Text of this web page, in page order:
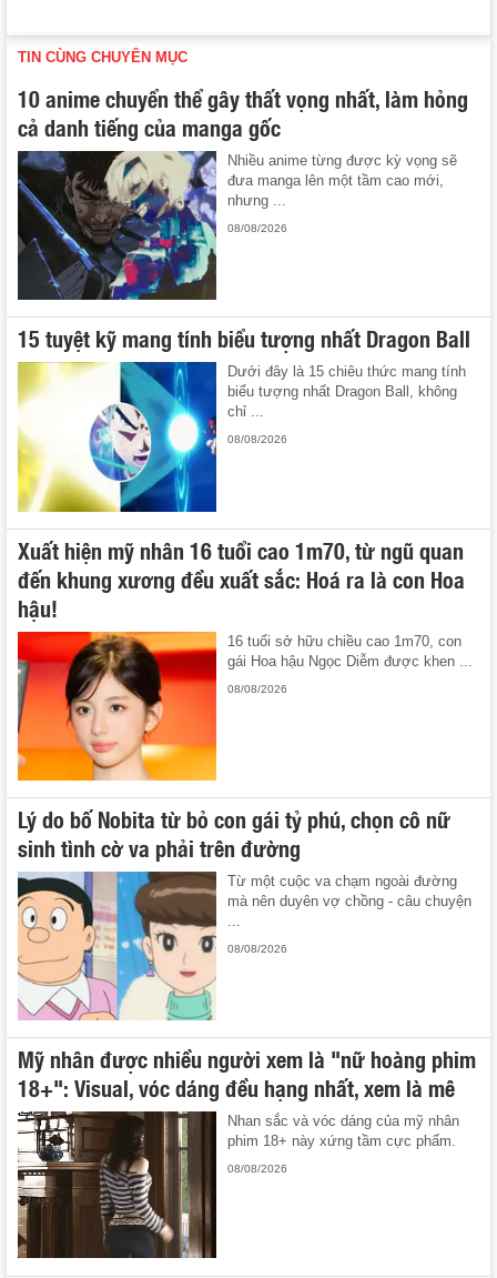
TIN CÙNG CHUYÊN MỤC
10 anime chuyển thể gây thất vọng nhất, làm hỏng
cả danh tiếng của manga gốc
Nhiều anime từng được kỳ vọng sẽ
đưa manga lên một tầm cao mới,
nhưng ...
08/08/2026
15 tuyệt kỹ mang tính biểu tượng nhất Dragon Ball
Dưới đây là 15 chiêu thức mang tính
biểu tượng nhất Dragon Ball, không
chỉ ...
08/08/2026
Xuất hiện mỹ nhân 16 tuổi cao 1m70, từ ngũ quan
đến khung xương đều xuất sắc: Hoá ra là con Hoa
hậu!
16 tuổi sở hữu chiều cao 1m70, con
gái Hoa hậu Ngọc Diễm được khen ...
08/08/2026
Lý do bố Nobita từ bỏ con gái tỷ phú, chọn cô nữ
sinh tình cờ va phải trên đường
Từ một cuộc va chạm ngoài đường
mà nên duyên vợ chồng - câu chuyện
08/08/2026
Mỹ nhân được nhiều người xem là "nữ hoàng phim
18+": Visual, vóc dáng đều hạng nhất, xem là mê
Nhan sắc và vóc dáng của mỹ nhân
phim 18+ này xứng tầm cực phẩm.
08/08/2026